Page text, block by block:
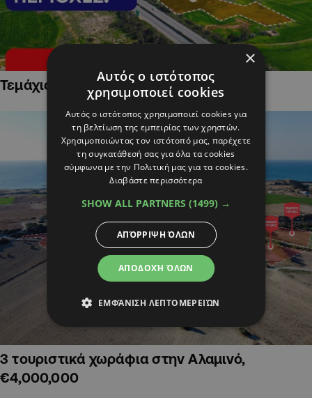
Τεμάχια Γης σε Οικιστικές Περιοχές
3 τουριστικά χωράφια στην Αλαμινό,
€4,000,000
×
Αυτός ο ιστότοπος
χρησιμοποιεί cookies
Αυτός ο ιστότοπος χρησιμοποιεί cookies για
τη βελτίωση της εμπειρίας των χρηστών.
Χρησιμοποιώντας τον ιστότοπό μας, παρέχετε
τη συγκατάθεσή σας για όλα τα cookies
σύμφωνα με την Πολιτική μας για τα cookies.
Διαβάστε περισσότερα
SHOW ALL PARTNERS (1499) →
ΑΠΟΔΟΧΉ ΌΛΩΝ
ΑΠΌΡΡΙΨΗ ΌΛΩΝ
ΕΜΦΆΝΙΣΗ ΛΕΠΤΟΜΕΡΕΙΏΝ